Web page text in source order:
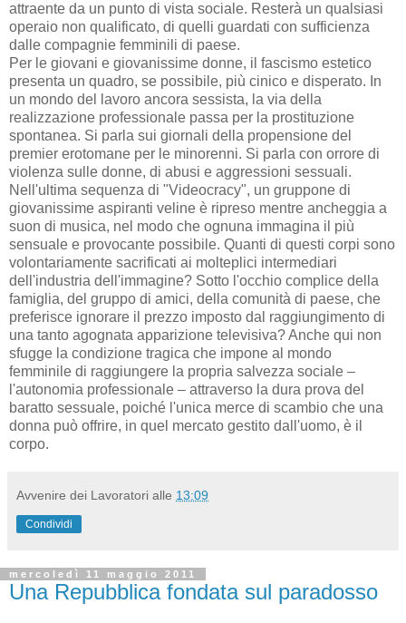
attraente da un punto di vista sociale. Resterà un qualsiasi
operaio non qualificato, di quelli guardati con sufficienza
dalle compagnie femminili di paese.
Per le giovani e giovanissime donne, il fascismo estetico
presenta un quadro, se possibile, più cinico e disperato. In
un mondo del lavoro ancora sessista, la via della
realizzazione professionale passa per la prostituzione
spontanea. Si parla sui giornali della propensione del
premier erotomane per le minorenni. Si parla con orrore di
violenza sulle donne, di abusi e aggressioni sessuali.
Nell'ultima sequenza di "Videocracy", un gruppone di
giovanissime aspiranti veline è ripreso mentre ancheggia a
suon di musica, nel modo che ognuna immagina il più
sensuale e provocante possibile. Quanti di questi corpi sono
volontariamente sacrificati ai molteplici intermediari
dell'industria dell'immagine? Sotto l'occhio complice della
famiglia, del gruppo di amici, della comunità di paese, che
preferisce ignorare il prezzo imposto dal raggiungimento di
una tanto agognata apparizione televisiva? Anche qui non
sfugge la condizione tragica che impone al mondo
femminile di raggiungere la propria salvezza sociale –
l'autonomia professionale – attraverso la dura prova del
baratto sessuale, poiché l'unica merce di scambio che una
donna può offrire, in quel mercato gestito dall'uomo, è il
corpo.
Avvenire dei Lavoratori alle 13:09
Condividi
mercoledì 11 maggio 2011
Una Repubblica fondata sul paradosso